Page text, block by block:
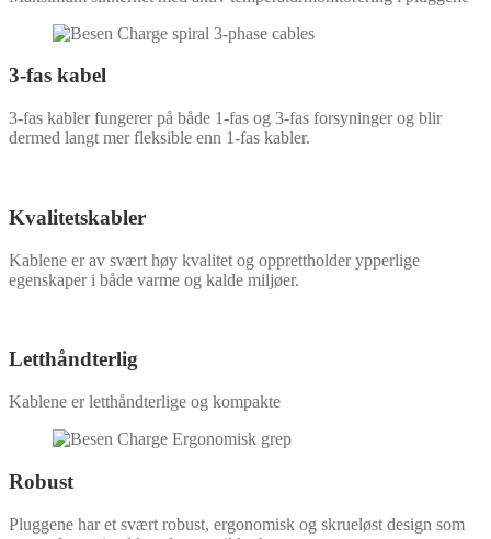
3-fas kabel
3-fas kabler fungerer på både 1-fas og 3-fas forsyninger og blir
dermed langt mer fleksible enn 1-fas kabler.
Kvalitetskabler
Kablene er av svært høy kvalitet og opprettholder ypperlige
egenskaper i både varme og kalde miljøer.
Letthåndterlig
Kablene er letthåndterlige og kompakte
Robust
Pluggene har et svært robust, ergonomisk og skrueløst design som